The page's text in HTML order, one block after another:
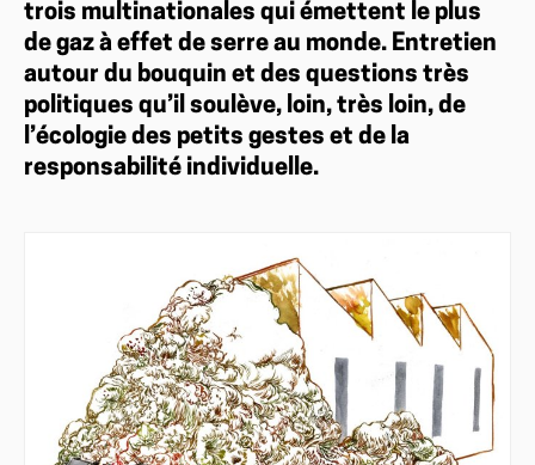
trois multinationales qui émettent le plus
de gaz à effet de serre au monde. Entretien
autour du bouquin et des questions très
politiques qu’il soulève, loin, très loin, de
l’écologie des petits gestes et de la
responsabilité individuelle.